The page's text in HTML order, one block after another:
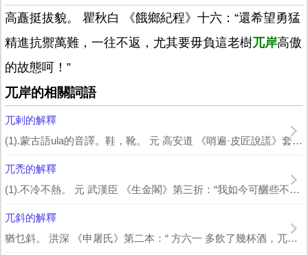
高矗挺拔貌。 瞿秋白 《餓鄉紀程》十六：“還希望勇猛
精進抗禦萬難，一往不返，尤其要毋負這老樹兀岸高傲
的故態呵！”
兀岸的相關詞語
兀剌的解釋
(1).蒙古語ula的音譯。鞋，靴。 元 高安道 《哨遍·皮匠說謊》套曲：“...
兀禿的解釋
(1).不冷不熱。 元 武漢臣 《生金閣》第三折：“我如今可釃些不冷不熱、兀兀...
兀斜的解釋
猶乜斜。 洪深 《申屠氏》第二本：“ 方六一 多飲了幾杯酒，兀斜著眼，覷著那在旁...